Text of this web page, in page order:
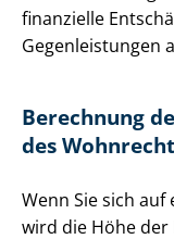
finanzielle
Gegenleistungen
Berechnung
des
Wenn Sie sich
wird die Höhe der